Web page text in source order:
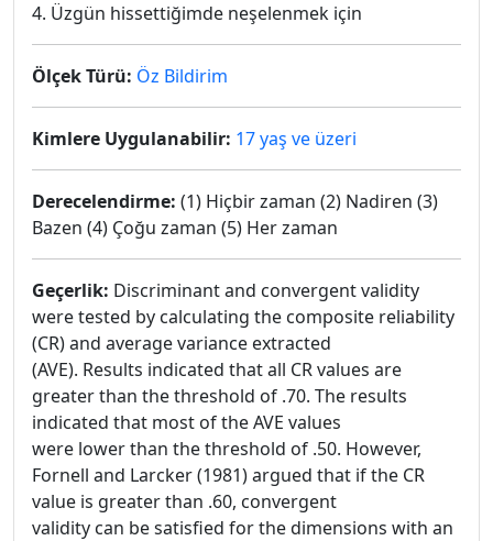
4. Üzgün hissettiğimde neşelenmek için
Ölçek Türü: Öz Bildirim
Kimlere Uygulanabilir: 17 yaş ve üzeri
Derecelendirme: (1) Hiçbir zaman (2) Nadiren (3)
Bazen (4) Çoğu zaman (5) Her zaman
Geçerlik: Discriminant and convergent validity
were tested by calculating the composite reliability
(CR) and average variance extracted
(AVE). Results indicated that all CR values are
greater than the threshold of .70. The results
indicated that most of the AVE values
were lower than the threshold of .50. However,
Fornell and Larcker (1981) argued that if the CR
value is greater than .60, convergent
validity can be satisfied for the dimensions with an